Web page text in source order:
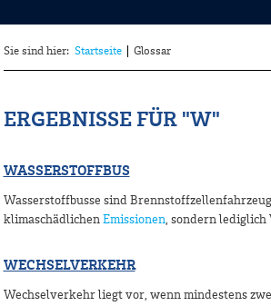
Sie sind hier: Startseite Glossar
ERGEBNISSE FÜR "W"
WASSERSTOFFBUS
Wasserstoffbusse sind
klimaschädlichen Emissionen, sondern lediglich
WECHSELVERKEHR
Wechselverkehr liegt vor, wenn mindestens